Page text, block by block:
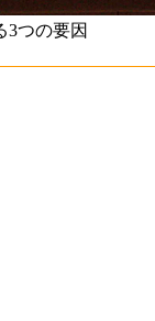
3つの要因